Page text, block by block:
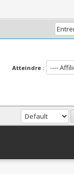
Atteindre :
RSS